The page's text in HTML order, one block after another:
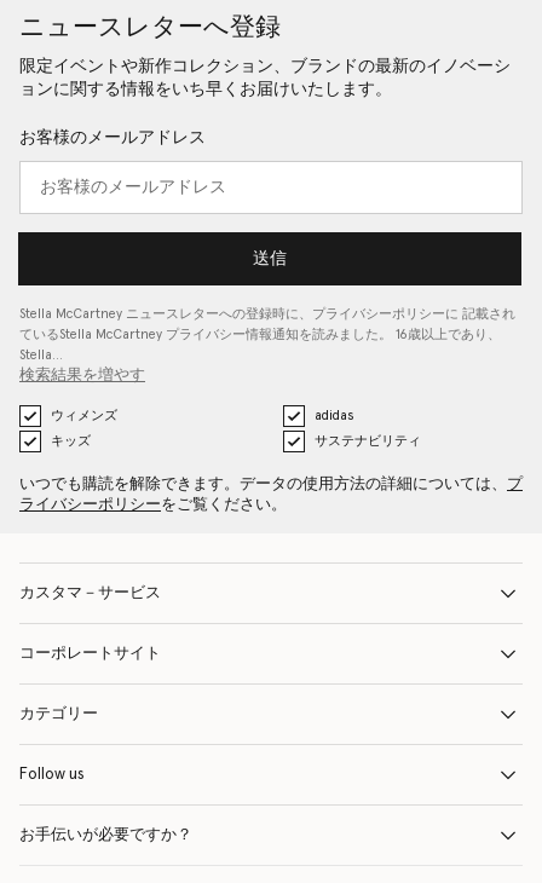
ニュースレターへ登録
限定イベントや新作コレクション、ブランドの最新のイノベーシ
ョンに関する情報をいち早くお届けいたします。
お客様のメールアドレス
送信
Stella McCartney ニュースレターへの登録時に、 プライバシーポリシーに 記載され
ているStella McCartney プライバシー情報通知を読みました。 16歳以上であり、
Stella…
検索結果を増やす
ウィメンズ
adidas
キッズ
サステナビリティ
いつでも購読を解除できます。データの使用方法の詳細については、 プ
ライバシーポリシーをご覧ください。
カスタマ－サービス
コーポレートサイト
カテゴリー
Follow us
お手伝いが必要ですか？